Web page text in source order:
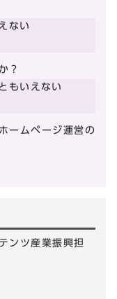
ない
？
もいえない
ームページ運営の
ンツ産業振興担